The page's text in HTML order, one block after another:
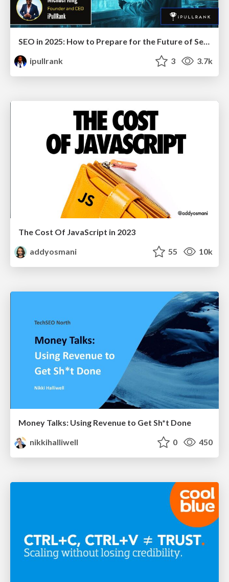
ipullrank
3 3.7k
The Cost Of JavaScript in 2023
addyosmani
55 10k
Money Talks: Using Revenue to Get Sh*t Done
nikkihalliwell
0 450